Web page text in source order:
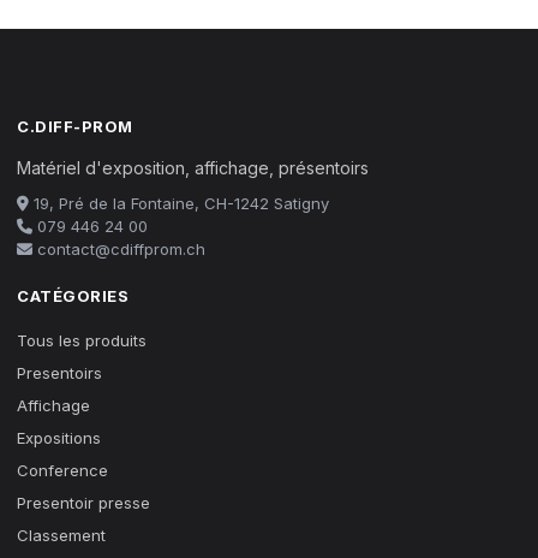
C.DIFF-PROM
Matériel d'exposition, affichage, présentoirs
19, Pré de la Fontaine, CH-1242 Satigny
079 446 24 00
contact@cdiffprom.ch
CATÉGORIES
Tous les produits
Presentoirs
Affichage
Expositions
Conference
Presentoir presse
Classement